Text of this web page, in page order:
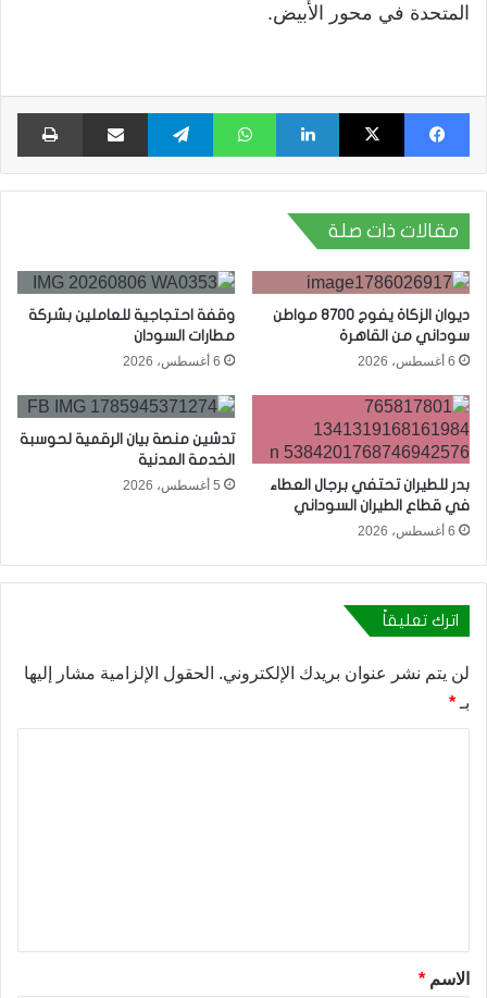
المتحدة في محور الأُبيض.
فيسبوك X لينكدإن واتساب تيلقرام مشاركة عبر البريد
مقالات ذات صلة
ديوان الزكاة يفوج 8700 مواطن
سوداني من القاهرة
6 أغسطس، 2026
وقفة احتجاجية للعاملين بشركة
مطارات السودان
6 أغسطس، 2026
بدر للطيران تحتفي برجال العطاء
في قطاع الطيران السوداني
6 أغسطس، 2026
تدشين منصة بيان الرقمية لحوسبة
الخدمة المدنية
5 أغسطس، 2026
اترك تعليقاً
لن يتم نشر عنوان بريدك الإلكتروني. الحقول الإلزامية مشار إليها
بـ *
*الاسم *